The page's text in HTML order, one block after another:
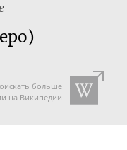
больше
на Википедии